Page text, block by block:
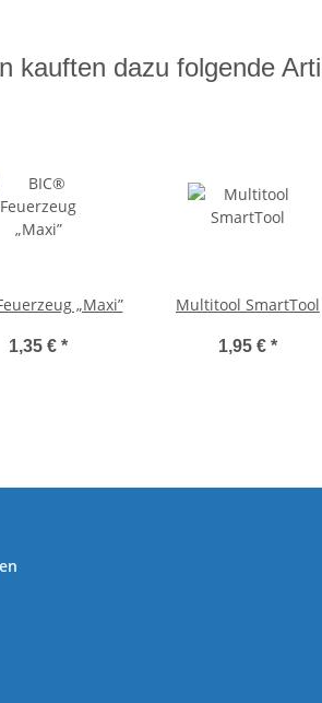
kauften dazu folgende
„Maxi”
1,35 € *
Multitool SmartTool
1,95 € *